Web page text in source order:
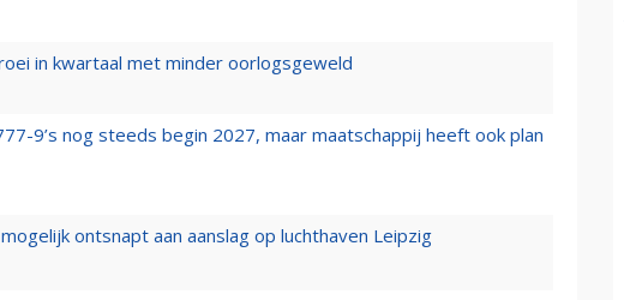
in kwartaal met minder oorlogsgeweld
9’s nog steeds begin 2027, maar maatschappij heeft ook plan
ontsnapt aan aanslag op luchthaven Leipzig